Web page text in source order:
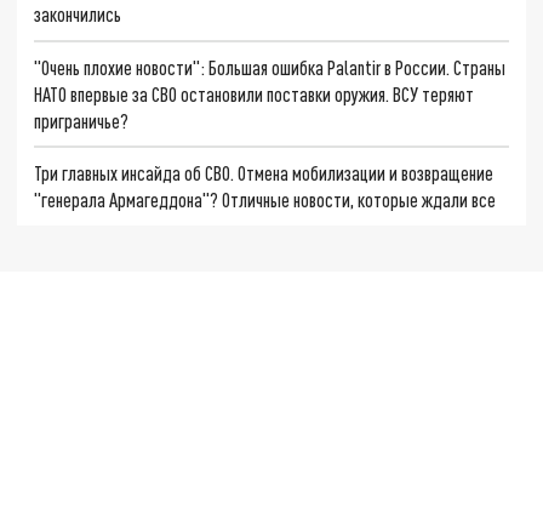
закончились
"Очень плохие новости": Большая ошибка Palantir в России. Страны
НАТО впервые за СВО остановили поставки оружия. ВСУ теряют
приграничье?
Три главных инсайда об СВО. Отмена мобилизации и возвращение
"генерала Армагеддона"? Отличные новости, которые ждали все